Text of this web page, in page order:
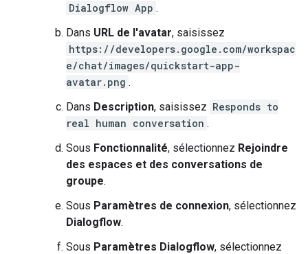
Dialogflow App .
Dans URL de l'avatar, saisissez
https://developers.google.com/workspac
e/chat/images/quickstart-app-
avatar.png .
Dans Description, saisissez Responds to
real human conversation .
Sous Fonctionnalité, sélectionnez Rejoindre
des espaces et des conversations de
groupe.
Sous Paramètres de connexion, sélectionnez
Dialogflow.
Sous Paramètres Dialogflow, sélectionnez